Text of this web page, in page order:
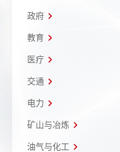
政府
教育
医疗
交通
电力
矿山与冶炼
油气与化工